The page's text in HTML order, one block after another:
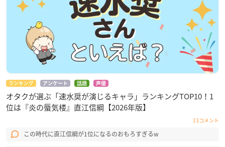
ランキング アンケート 話題 声優
オタクが選ぶ「速水奨が演じるキャラ」ランキングTOP10！1
位は『炎の蜃気楼』直江信綱【2026年版】
13コメント
この時代に直江信綱が1位になるのおもろすぎるw